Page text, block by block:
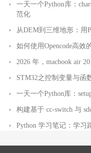
一天一个Python库：
范化
从DEM到三维地形：用
如何使用Opencode高效
2026 年，macbook air
STM32之控制变量与函
一天一个Python库：
构建基于 cc-switch 与
Python 学习笔记：学习